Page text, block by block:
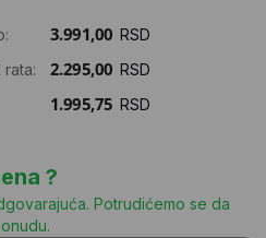
RSD
rata:
RSD
RSD
?
Potrudićemo se da